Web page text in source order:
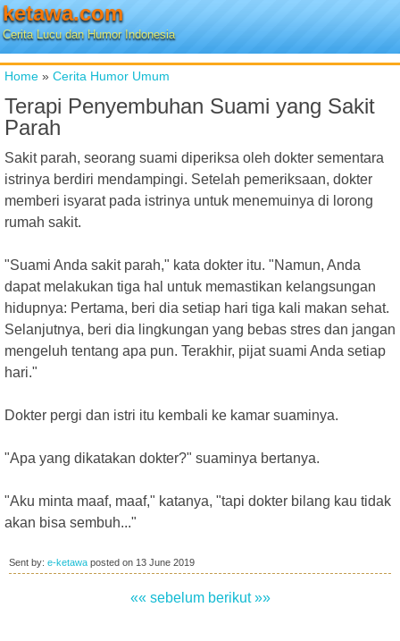
ketawa.com
Cerita Lucu dan Humor Indonesia
Home » Cerita Humor Umum
Terapi Penyembuhan Suami yang Sakit
Parah
Sakit parah, seorang suami diperiksa oleh dokter sementara
istrinya berdiri mendampingi. Setelah pemeriksaan, dokter
memberi isyarat pada istrinya untuk menemuinya di lorong
rumah sakit.
"Suami Anda sakit parah," kata dokter itu. "Namun, Anda
dapat melakukan tiga hal untuk memastikan kelangsungan
hidupnya: Pertama, beri dia setiap hari tiga kali makan sehat.
Selanjutnya, beri dia lingkungan yang bebas stres dan jangan
mengeluh tentang apa pun. Terakhir, pijat suami Anda setiap
hari."
Dokter pergi dan istri itu kembali ke kamar suaminya.
"Apa yang dikatakan dokter?" suaminya bertanya.
"Aku minta maaf, maaf," katanya, "tapi dokter bilang kau tidak
akan bisa sembuh..."
Sent by: e-ketawa posted on 13 June 2019
«« sebelum berikut »»